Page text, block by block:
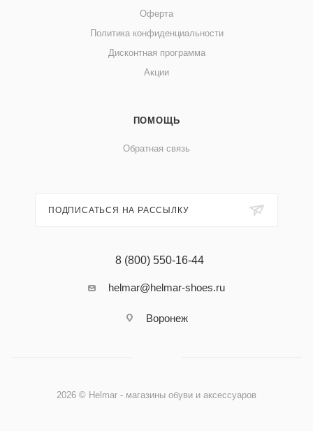
Оферта
Политика конфиденциальности
Дисконтная программа
Акции
ПОМОЩЬ
Обратная связь
ПОДПИСАТЬСЯ НА РАССЫЛКУ
8 (800) 550-16-44
helmar@helmar-shoes.ru
Воронеж
2026 © Helmar - магазины обуви и аксессуаров